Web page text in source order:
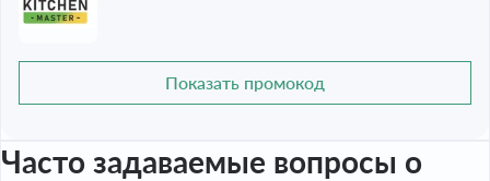
Показать промокод
Часто задаваемые вопросы о